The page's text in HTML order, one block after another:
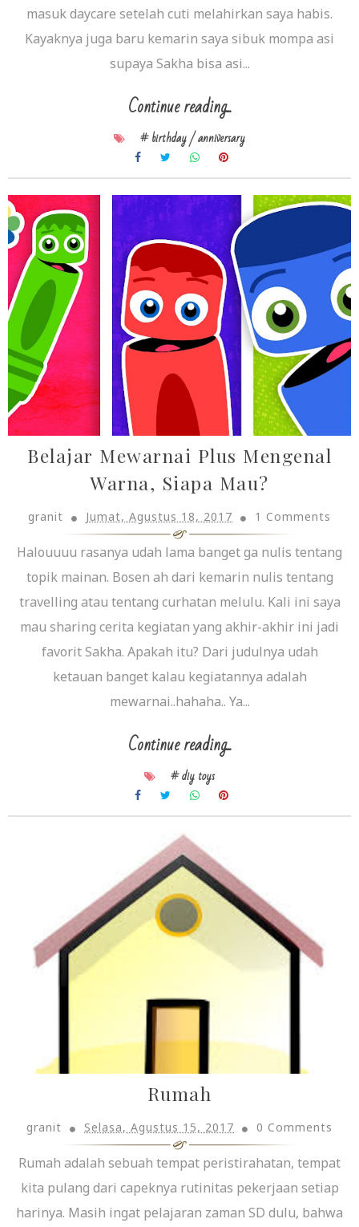
masuk daycare setelah cuti melahirkan saya habis.
Kayaknya juga baru kemarin saya sibuk mompa asi
supaya Sakha bisa asi...
Continue reading...
# birthday / anniversary
Belajar Mewarnai Plus Mengenal
Warna, Siapa Mau?
granit Jumat, Agustus 18, 2017 1 Comments
Halouuuu rasanya udah lama banget ga nulis tentang
topik mainan. Bosen ah dari kemarin nulis tentang
travelling atau tentang curhatan melulu. Kali ini saya
mau sharing cerita kegiatan yang akhir-akhir ini jadi
favorit Sakha. Apakah itu? Dari judulnya udah
ketauan banget kalau kegiatannya adalah
mewarnai..hahaha.. Ya...
Continue reading...
# diy toys
Rumah
granit Selasa, Agustus 15, 2017 0 Comments
Rumah adalah sebuah tempat peristirahatan, tempat
kita pulang dari capeknya rutinitas pekerjaan setiap
harinya. Masih ingat pelajaran zaman SD dulu, bahwa